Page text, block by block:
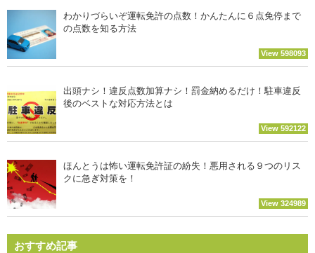
わかりづらいぞ運転免許の点数！かんたんに６点免停まで
の点数を知る方法
View 598093
出頭ナシ！違反点数加算ナシ！罰金納めるだけ！駐車違反
後のベストな対応方法とは
View 592122
ほんとうは怖い運転免許証の紛失！悪用される９つのリス
クに急ぎ対策を！
View 324989
おすすめ記事